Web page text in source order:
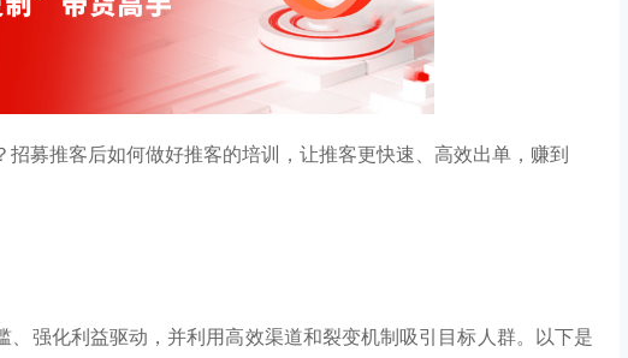
募推客后如何做好推客的培训，让推客更快速、高效出单，赚到
、强化利益驱动 ， 并利用高效渠道和裂变机制吸引目标人群。以下是